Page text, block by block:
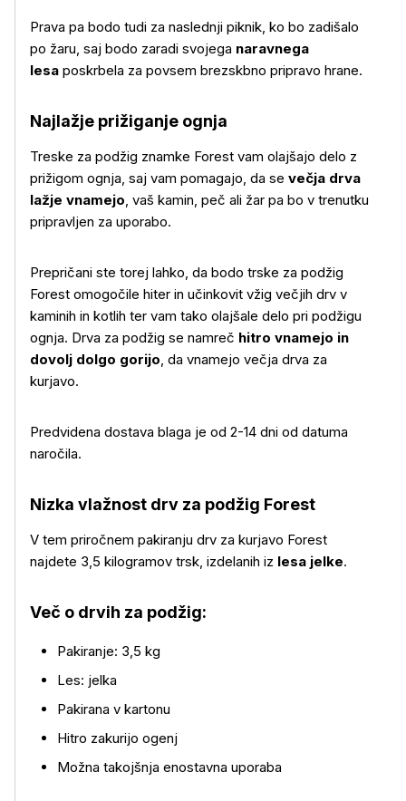
Več o izdelku
Prava pa bodo tudi za naslednji piknik, ko bo zadišalo
po žaru, saj bodo zaradi svojega naravnega
lesa poskrbela za povsem brezskbno pripravo hrane.
Najlažje prižiganje ognja
Treske za podžig znamke Forest vam olajšajo delo z
prižigom ognja, saj vam pomagajo, da se večja drva
lažje vnamejo, vaš kamin, peč ali žar pa bo v trenutku
pripravljen za uporabo.
Prepričani ste torej lahko, da bodo trske za podžig
Forest omogočile hiter in učinkovit vžig večjih drv v
kaminih in kotlih ter vam tako olajšale delo pri podžigu
ognja. Drva za podžig se namreč hitro vnamejo in
dovolj dolgo gorijo, da vnamejo večja drva za
kurjavo.
Predvidena dostava blaga je od 2-14 dni od datuma
naročila.
Nizka vlažnost drv za podžig Forest
V tem priročnem pakiranju drv za kurjavo Forest
najdete 3,5 kilogramov trsk, izdelanih iz lesa jelke.
Več o drvih za podžig:
Pakiranje: 3,5 kg
Les: jelka
Pakirana v kartonu
Hitro zakurijo ogenj
Možna takojšnja enostavna uporaba